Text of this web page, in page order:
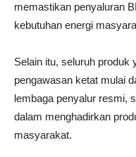
memastikan penyaluran
kebutuhan energi
Selain itu, seluruh produk
pengawasan ketat mulai
lembaga penyalur resmi,
dalam menghadirkan
masyarakat.